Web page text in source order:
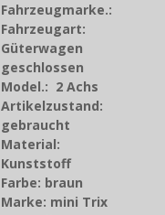
Fahrzeugmarke.:
Fahrzeugart:
Güterwagen
geschlossen
Model.: 2 Achs
Artikelzustand:
gebraucht
Material:
Kunststoff
Farbe: braun
Marke: mini Trix